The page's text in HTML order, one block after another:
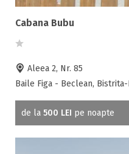
Cabana Bubu
Aleea 2, Nr. 85
Baile Figa - Beclean, Bistrita-
de la 500 LEI pe noapte